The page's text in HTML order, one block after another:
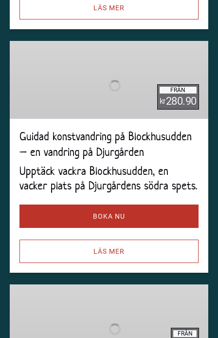
LÄS MER
vandring
Djurgården
FRÅN
kr280.90
Guidad konstvandring på Blockhusudden
– en vandring på Djurgården
Upptäck vackra Blockhusudden, en
vacker plats på Djurgårdens södra spets.
BOKA NU
LÄS MER
FRÅN